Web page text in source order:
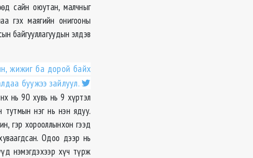
сайн оюутан, малчныг
гэх маягийн онигооны
байгууллагуудын элдэв
жижиг ба дорой байх
буужээ зайлуул.
нь 90 хувь нь 9 хүртэл
тутмын нэг нь нэн ядуу.
гэр хорооллынхон гээд
Одоо дээр нь
нэмэгдэхээр хүч түрж